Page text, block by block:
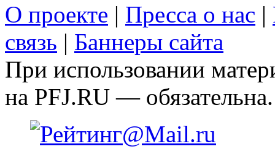
О проекте | Пресса о нас |
связь | Баннеры сайта
При использовании
на PFJ.RU — обязательна.